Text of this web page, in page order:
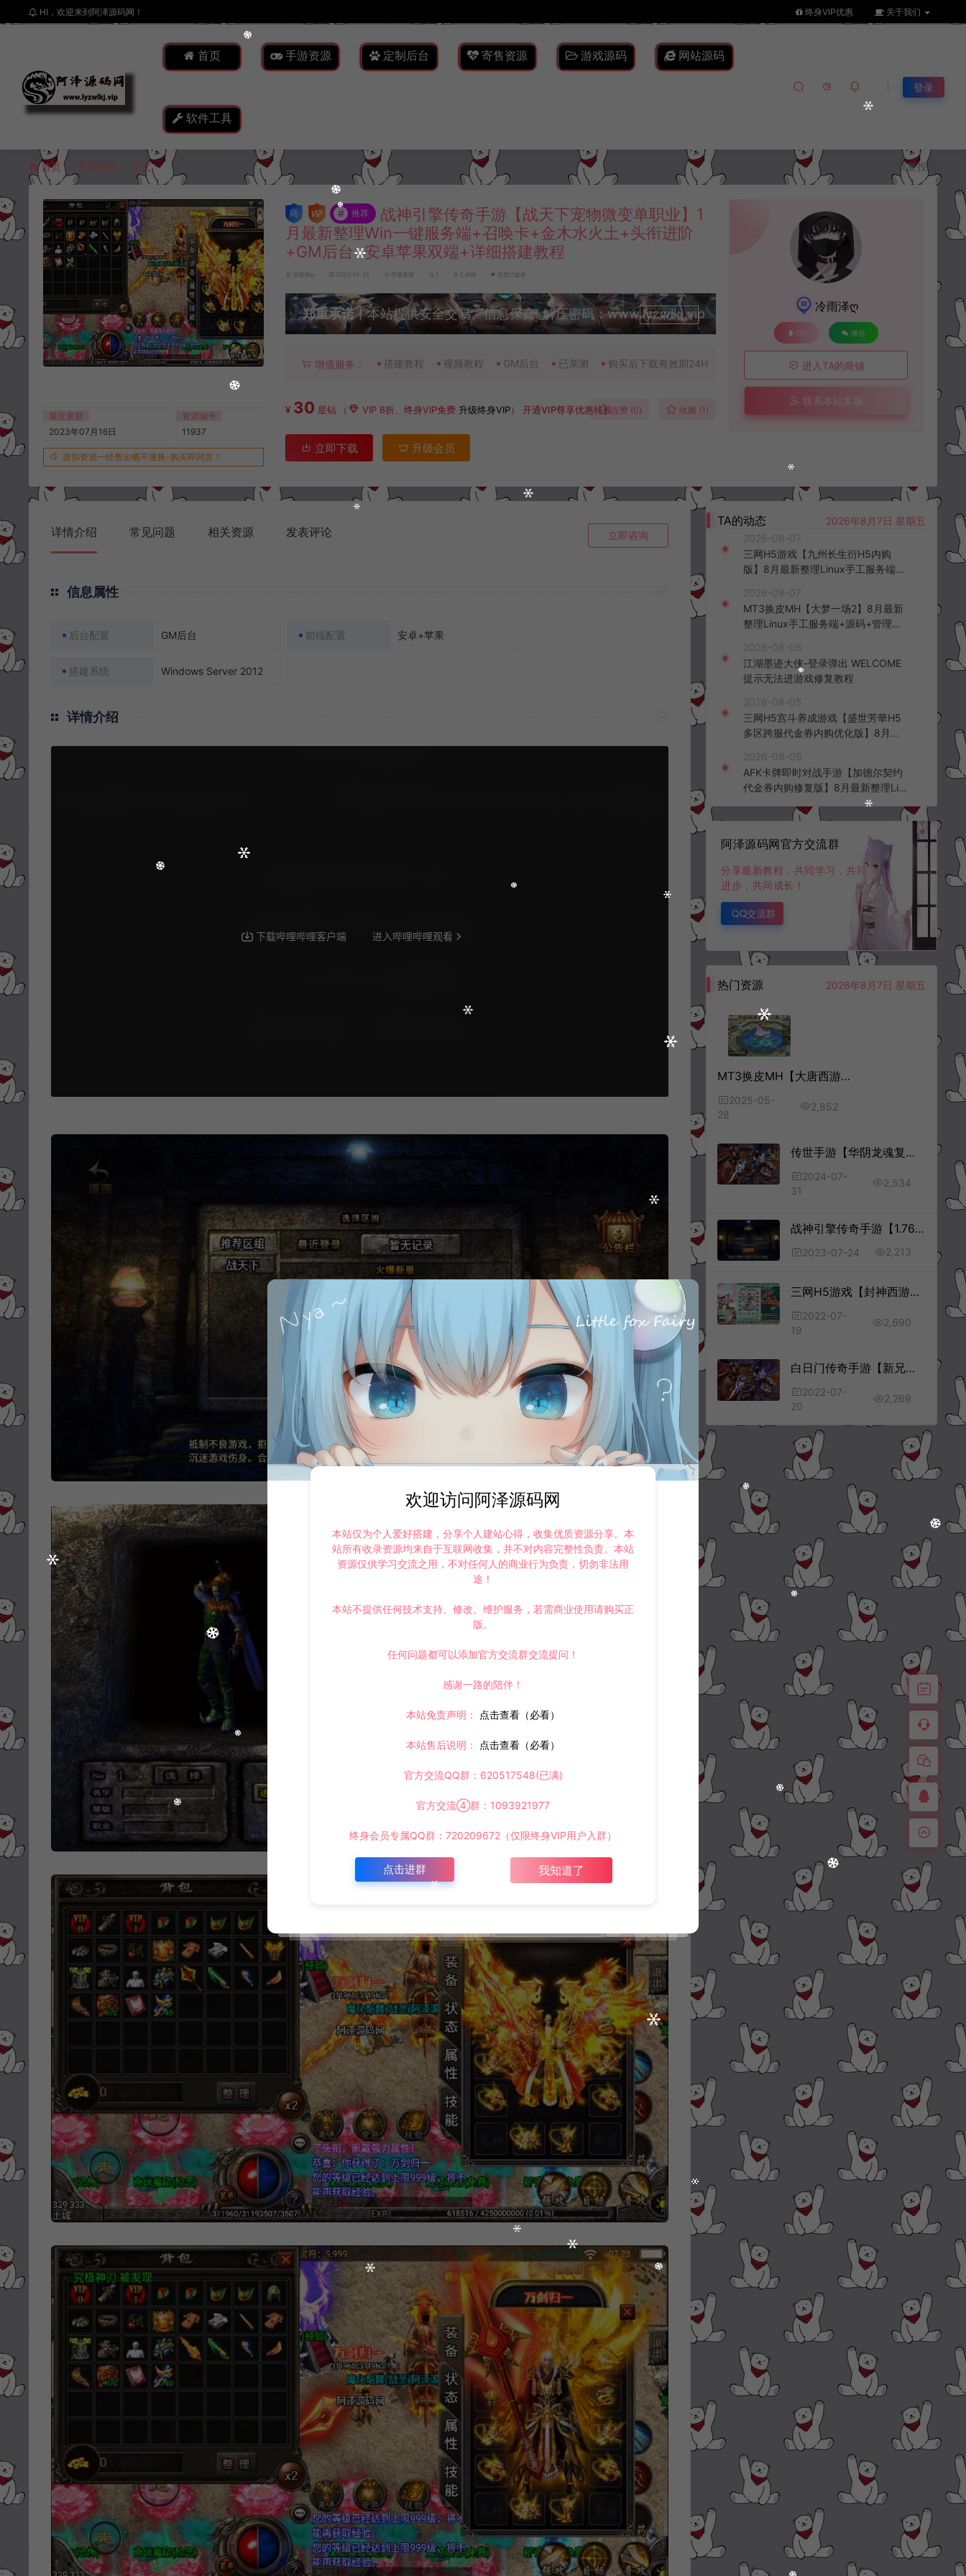
HI，欢迎来到阿泽源码网！ 终身VIP优惠 关于我们
首页 手游资源 定制后台 寄售资源 游戏源码 网站源码
软件工具
登录
首页 手游资源 正文 我要投稿
最近更新
2023年07月16日
资源编号
11937
虚拟资源一经售出概不退换-购买即同意！
# 推荐
战神引擎传奇手游【战天下宠物微变单职业】1
月最新整理Win一键服务端+召唤卡+金木水火土+头衔进阶
+GM后台+安卓苹果双端+详细搭建教程
冷雨泽ღ 2023-01-25 手游资源 1 2,408 百度已收录
郑重承诺丨本站提供安全交易、信息保真! 解压密码：www.lyzwlkj.vip
升级会员
增值服务： 搭建教程 视频教程 GM后台 已亲测 购买后下载有效期24H
¥ 30 星钻 （ VIP 8折、终身VIP免费 升级终身VIP）开通VIP尊享优惠特权点赞 (0) 收藏 (1)
立即下载 升级会员
冷雨泽ღ
QQ 微信
进入TA的商铺
联系本站客服
详情介绍 常见问题 相关资源 发表评论 立即咨询
信息属性
后台配置 GM后台 前端配置 安卓+苹果
搭建系统 Windows Server 2012
详情介绍
TA的动态
2026年8月7日 星期五
2026-08-07
三网H5游戏【九州长生衍H5内购
版】8月最新整理Linux手工服务端
客户端+详细搭建教程+视频教程
2026-08-07
MT3换皮MH【大梦一场2】8月最新
整理Linux手工服务端+源码+管理后
频教程
2026-08-05
江湖墨迹大侠-登录弹出 WELCOME
提示无法进游戏修复教程
2026-08-05
三网H5宫斗养成游戏【盛世芳華H5
多区跨服代金券内购优化版】8月最
台+全资源安卓+详细搭建教程+视频
教程
2026-08-05
AFK卡牌即时对战手游【加德尔契约
代金券内购修复版】8月最新整理Lin
ux手工服务端+前后端全套源码+CD
K授权后台+安卓苹果双端+详细搭建
阿泽源码网官方交流群
分享最新教程，共同学习，共同
进步，共同成长！
QQ交流群
热门资源 2026年8月7日 星期五
MT3换皮MH【大唐西游记尊享挂机版】5月最新整理Linux手工服务端+源码+攻略+管理后台+安卓苹果双端+详细搭建教程+视频教程
2025-05-
28
2,852
传世手游【华阴龙魂复古打金版】7月最新整理Linux手工服务端+GM授权后台+安卓+详细搭建教程+视频教程
2024-07-
31
2,534
战神引擎传奇手游【1.76经典传奇强化月卡版[白猪3]】7月最新整理Win一键服务端+GM授权后台+安卓苹果双端+详细搭建教程+视频教程
2023-07-24 2,213
三网H5游戏【封神西游H5之仙弈传说】7月最新整理Win一键服务端+GM后台+详细搭建教程
2022-07-
19
2,690
白日门传奇手游【新兄弟传奇】7月最新整理Win一键服务端+9大陆+自动回收+GM后台+安卓苹果双端+详细搭建教程
2022-07-
20
2,269
欢迎访问阿泽源码网
本站仅为个人爱好搭建，分享个人建站心得，收集优质资源分享。本
站所有收录资源均来自于互联网收集，并不对内容完整性负责。本站
资源仅供学习交流之用，不对任何人的商业行为负责，切勿非法用
途！
本站不提供任何技术支持、修改、维护服务，若需商业使用请购买正
版。
任何问题都可以添加官方交流群交流提问！
感谢一路的陪伴！
本站免责声明： 点击查看（必看）
本站售后说明： 点击查看（必看）
官方交流QQ群：620517548(已满)
官方交流④群：1093921977
终身会员专属QQ群：720209672（仅限终身VIP用户入群）
点击进群 我知道了